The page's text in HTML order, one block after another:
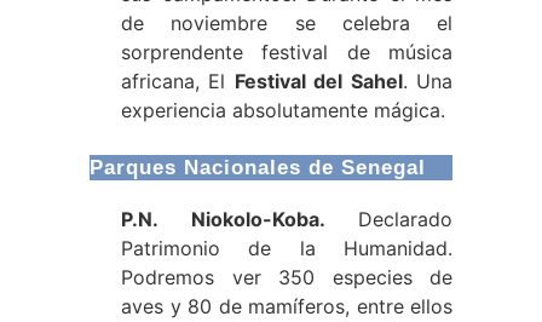
de noviembre se celebra el
sorprendente festival de música
africana, El Festival del Sahel. Una
experiencia absolutamente mágica.
Parques Nacionales de Senegal
P.N. Niokolo-Koba. Declarado
Patrimonio de la Humanidad.
Podremos ver 350 especies de
aves y 80 de mamíferos, entre ellos